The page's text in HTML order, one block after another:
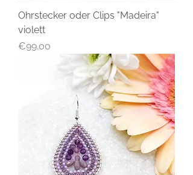
Ohrstecker oder Clips "Madeira"
violett
Price
€99.00